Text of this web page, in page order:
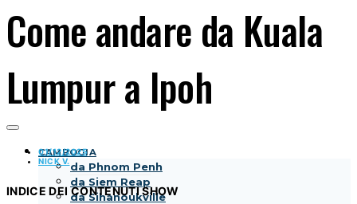
CAMBOGIA
da Phnom Penh
da Siem Reap
da Sihanoukville
Come andare da Kuala
Lumpur a Ipoh
01/12/2025
NICK V.
INDICE DEI CONTENUTISHOW